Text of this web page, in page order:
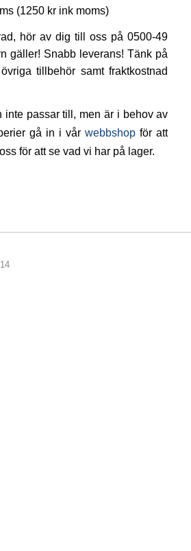
(1250 kr ink moms)
hör av dig till oss på 0500-49
gäller! Snabb leverans! Tänk på
tillbehör samt fraktkostnad
inte passar till, men är i behov av
gå in i vårwebbshop för att
för att se vad vi har på lager.